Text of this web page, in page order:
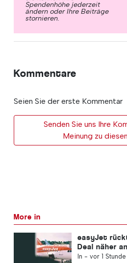
social media and our
2,50 € / month
15,00 € / month
Kommentare